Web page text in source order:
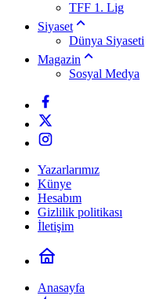
TFF 1. Lig
Siyaset
Dünya Siyaseti
Magazin
Sosyal Medya
Yazarlarımız
Künye
Hesabım
Gizlilik politikası
İletişim
Anasayfa